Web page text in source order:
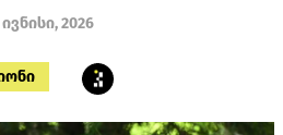
ივნისი, 2026